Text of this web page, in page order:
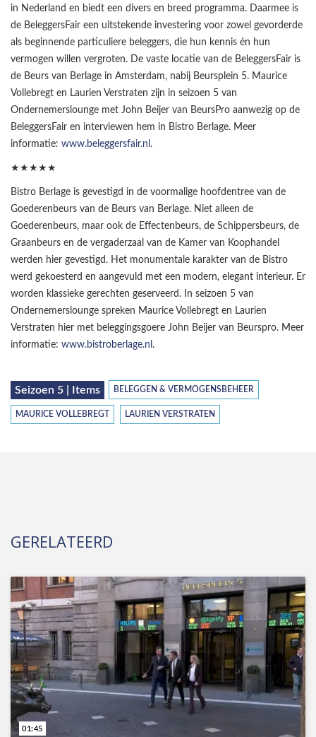
in Nederland en biedt een divers en breed programma. Daarmee is
de BeleggersFair een uitstekende investering voor zowel gevorderde
als beginnende particuliere beleggers, die hun kennis én hun
vermogen willen vergroten. De vaste locatie van de BeleggersFair is
de Beurs van Berlage in Amsterdam, nabij Beursplein 5. Maurice
Vollebregt en Laurien Verstraten zijn in seizoen 5 van
Ondernemerslounge met John Beijer van BeursPro aanwezig op de
BeleggersFair en interviewen hem in Bistro Berlage. Meer
informatie: www.beleggersfair.nl .
★★★★★
Bistro Berlage is gevestigd in de voormalige hoofdentree van de
Goederenbeurs van de Beurs van Berlage. Niet alleen de
Goederenbeurs, maar ook de Effectenbeurs, de Schippersbeurs, de
Graanbeurs en de vergaderzaal van de Kamer van Koophandel
werden hier gevestigd. Het monumentale karakter van de Bistro
werd gekoesterd en aangevuld met een modern, elegant interieur. Er
worden klassieke gerechten geserveerd. In seizoen 5 van
Ondernemerslounge spreken Maurice Vollebregt en Laurien
Verstraten hier met beleggingsgoere John Beijer van Beurspro. Meer
informatie: www.bistroberlage.nl .
Seizoen 5 | Items BELEGGEN & VERMOGENSBEHEER
MAURICE VOLLEBREGT LAURIEN VERSTRATEN
GERELATEERD
01:45